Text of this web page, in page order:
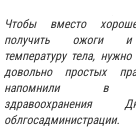
Чтобы вместо
получить ожоги и
температуру тела,
довольно простых
напомнили в
здравоохранения
облгосадминистрации.